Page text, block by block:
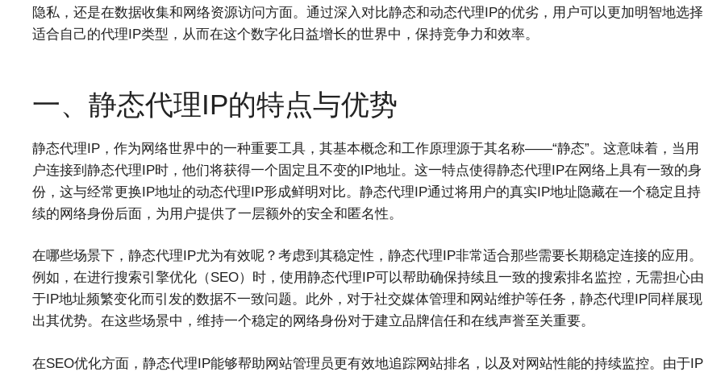
隐私，还是在数据收集和网络资源访问方面。通过深入对比静态和动态代理IP的优劣，用户可以更加明智地选择
适合自己的代理IP类型，从而在这个数字化日益增长的世界中，保持竞争力和效率。
一、静态代理IP的特点与优势
静态代理IP，作为网络世界中的一种重要工具，其基本概念和工作原理源于其名称——“静态”。这意味着，当用
户连接到静态代理IP时，他们将获得一个固定且不变的IP地址。这一特点使得静态代理IP在网络上具有一致的身
份，这与经常更换IP地址的动态代理IP形成鲜明对比。静态代理IP通过将用户的真实IP地址隐藏在一个稳定且持
续的网络身份后面，为用户提供了一层额外的安全和匿名性。
在哪些场景下，静态代理IP尤为有效呢？考虑到其稳定性，静态代理IP非常适合那些需要长期稳定连接的应用。
例如，在进行搜索引擎优化（SEO）时，使用静态代理IP可以帮助确保持续且一致的搜索排名监控，无需担心由
于IP地址频繁变化而引发的数据不一致问题。此外，对于社交媒体管理和网站维护等任务，静态代理IP同样展现
出其优势。在这些场景中，维持一个稳定的网络身份对于建立品牌信任和在线声誉至关重要。
在SEO优化方面，静态代理IP能够帮助网站管理员更有效地追踪网站排名，以及对网站性能的持续监控。由于IP